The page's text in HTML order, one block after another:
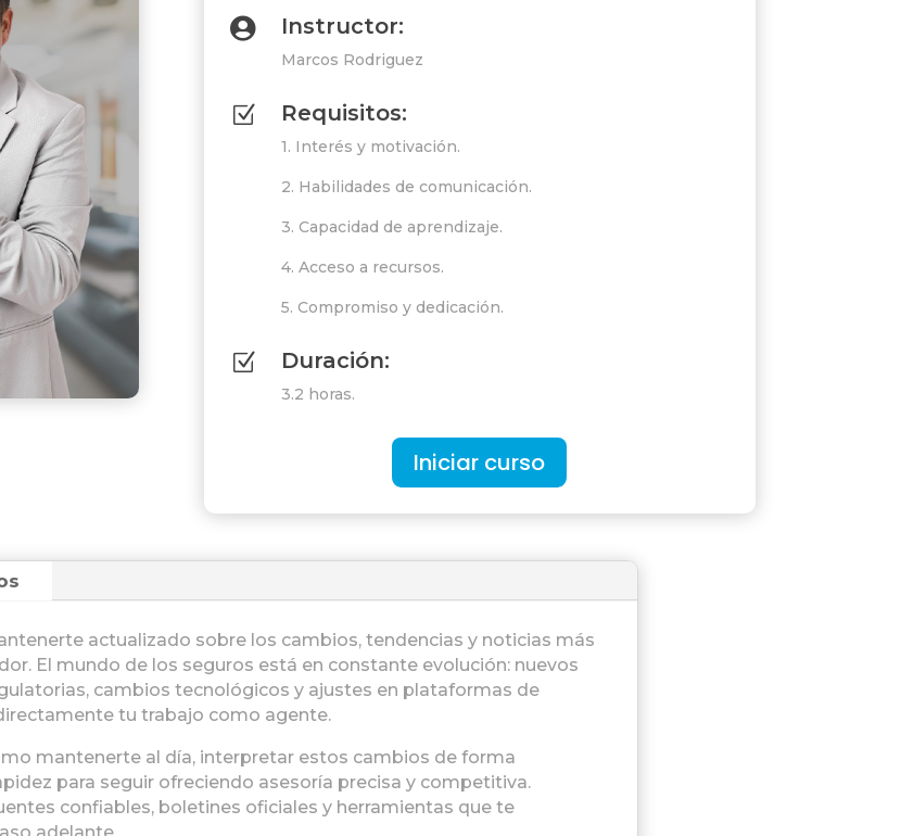
 Instructor:
Marcos Rodriguez
Z Requisitos:
1. Interés y motivación.
2. Habilidades de comunicación.
3. Capacidad de aprendizaje.
4. Acceso a recursos.
5. Compromiso y dedicación.
Z Duración:
3.2 horas.
Iniciar curso
actualizado sobre los cambios, tendencias y noticias más
El mundo de los seguros está en constante evolución: nuevos
cambios tecnológicos y ajustes en plataformas de
tu trabajo como agente.
mantenerte al día, interpretar estos cambios de forma
para seguir ofreciendo asesoría precisa y competitiva.
confiables, boletines oficiales y herramientas que te